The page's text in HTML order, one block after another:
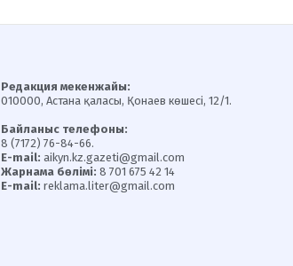
Редакция мекенжайы:
010000, Астана қаласы, Қонаев көшесі, 12/1.
Байланыс телефоны:
8 (7172) 76-84-66.
E-mail: aikyn.kz.gazeti@gmail.com
Жарнама бөлімі: 8 701 675 42 14
E-mail: reklama.liter@gmail.com